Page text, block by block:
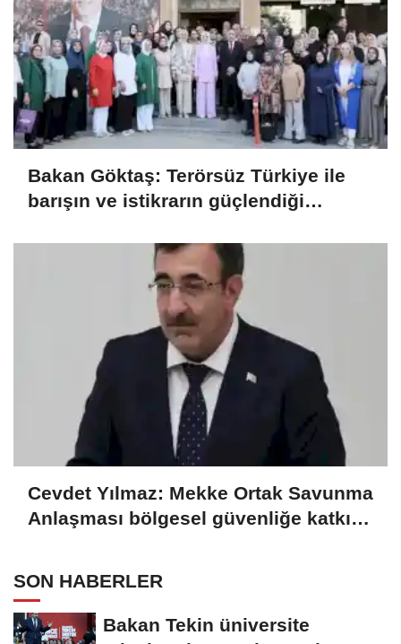
Bakan Göktaş: Terörsüz Türkiye ile
barışın ve istikrarın güçlendiği
Cevdet Yılmaz: Mekke Ortak Savunma
Anlaşması bölgesel güvenliğe katkı
SON HABERLER
Bakan Tekin üniversite